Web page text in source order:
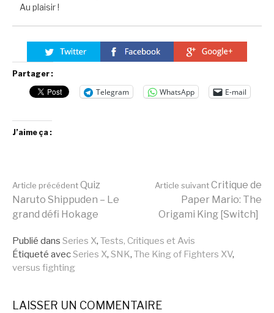
Au plaisir !
Partager :
Telegram WhatsApp E-mail
J’aime ça :
Lire
la
suite
Article précédentQuiz
Naruto Shippuden – Le
grand défi Hokage
Article suivantCritique de
Paper Mario: The
Origami King [Switch]
Publié dans Series X, Tests, Critiques et Avis
Étiqueté avecSeries X, SNK, The King of Fighters XV,
versus fighting
LAISSER UN COMMENTAIRE